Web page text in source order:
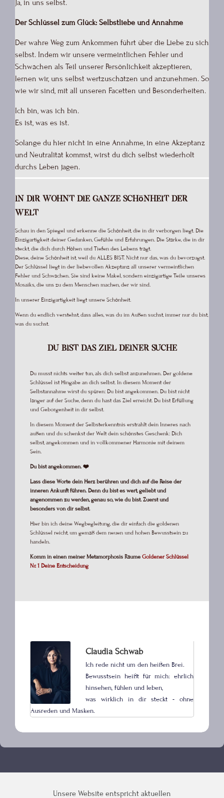
Ja, in uns selbst.
Der Schlüssel zum Glück: Selbstliebe und Annahme
Der wahre Weg zum Ankommen führt über die Liebe zu sich
selbst. Indem wir unsere vermeintlichen Fehler und
Schwächen als Teil unserer Persönlichkeit akzeptieren,
lernen wir, uns selbst wertzuschätzen und anzunehmen. So
wie wir sind, mit all unseren Facetten und Besonderheiten.
Ich bin, was ich bin.
Es ist, was es ist.
Solange du hier nicht in eine Annahme, in eine Akzeptanz
und Neutralität kommst, wirst du dich selbst wiederholt
durchs Leben jagen.
In dir wohnt die ganze Schönheit der
Welt
Schau in den Spiegel und erkenne die Schönheit, die in dir verborgen liegt. Die
Einzigartigkeit deiner Gedanken, Gefühle und Erfahrungen. Die Stärke, die in dir
steckt, die dich durch Höhen und Tiefen des Lebens trägt.
Diese, deine Schönheit ist, weil du ALLES BIST. Nicht nur das, was du bevorzugst.
Der Schlüssel liegt in der liebevollen Akzeptanz all unserer vermeintlichen
Fehler und Schwächen. Sie sind keine Makel, sondern einzigartige Teile unseres
Mosaiks, die uns zu dem Menschen machen, der wir sind.
In unserer Einzigartigkeit liegt unsere Schönheit.
Wenn du endlich verstehst, dass alles, was du im Außen suchst, immer nur du bist,
was du suchst.
Du bist das Ziel deiner Suche
Du musst nichts weiter tun, als dich selbst anzunehmen. Der goldene
Schlüssel ist Hingabe an dich selbst. In diesem Moment der
Selbstannahme wirst du spüren: Du bist angekommen. Du bist nicht
länger auf der Suche, denn du hast das Ziel erreicht. Du bist Erfüllung
und Geborgenheit in dir selbst.
In diesem Moment der Selbsterkenntnis erstrahlt dein Inneres nach
außen und du schenkst der Welt dein schönstes Geschenk: Dich
selbst, angekommen und in vollkommener Harmonie mit deinem
Sein.
Du bist angekommen. ❤️
Lass diese Worte dein Herz berühren und dich auf die Reise der
inneren Ankunft führen. Denn du bist es wert, geliebt und
angenommen zu werden, genau so, wie du bist. Zuerst und
besonders von dir selbst.
Hier bin ich deine Wegbegleitung, die dir einfach die goldenen
Schlüssel reicht, um gemäß dem neuen und hohen Bewusstsein zu
handeln.
Komm in einen meiner Metamorphosis Räume Goldener Schlüssel
Nr. 1 Deine Entscheidung
Claudia Schwab
Ich rede nicht um den heißen Brei.
Bewusstsein heißt für mich: ehrlich
hinsehen, fühlen und leben,
was wirklich in dir steckt - ohne
Ausreden und Masken.
Unsere Website entspricht aktuellen